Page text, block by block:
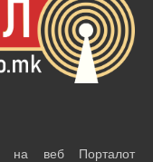
на веб Порталот